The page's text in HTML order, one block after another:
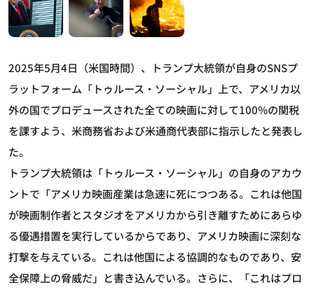
2025年5月4日（米国時間）、トランプ大統領が自身のSNSプ
ラットフォーム「トゥルース・ソーシャル」上で、アメリカ以
外の国でプロデュースされた全ての映画に対して100%の関税
を課すよう、米商務省および米通商代表部に指示したと発表し
た。
トランプ大統領は「トゥルース・ソーシャル」の自身のアカウ
ントで「アメリカ映画産業は急速に死につつある。これは他国
が映画制作者とスタジオをアメリカから引き離すためにあらゆ
る優遇措置を実行しているからであり、アメリカ映画に深刻な
打撃を与えている。これは他国による協調的なものであり、安
全保障上の脅威だ」と書き込んでいる。さらに、「これはプロ